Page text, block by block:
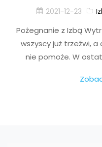
2021-12-23
Pożegnanie z Izbą
wszyscy już trzeźwi,
nie pomoże. W